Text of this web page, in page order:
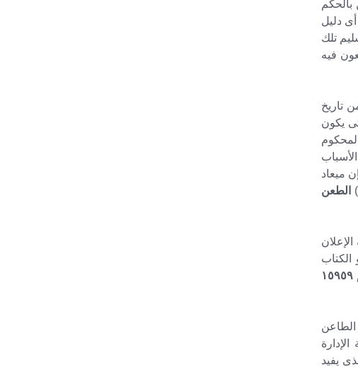
خلت الأوراق من أى دليل
تلك
فيه
من تاريخ
يكون
ميعاد
الطعن
الكتاب
الطعن رقم ١٥٩٥٩
يفيد